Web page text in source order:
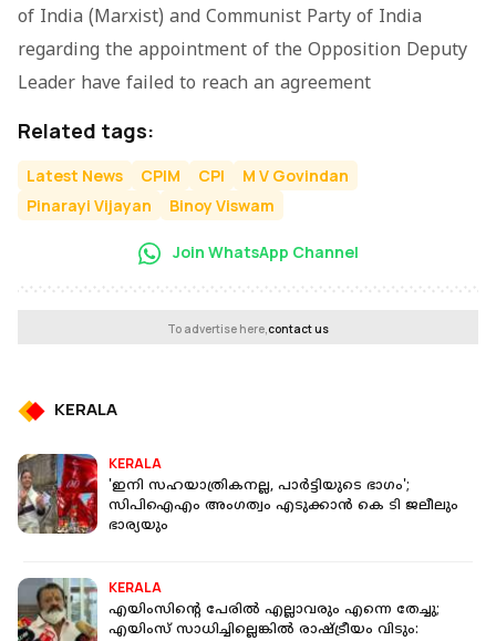
of India (Marxist) and Communist Party of India
regarding the appointment of the Opposition Deputy
Leader have failed to reach an agreement
Related tags:
Latest News CPIM CPI
M V Govindan
Pinarayi Vijayan
Binoy Viswam
Join WhatsApp Channel
To advertise here,contact us
KERALA
KERALA
'ഇനി സഹയാത്രികനല്ല, പാര്‍ട്ടിയുടെ ഭാഗം';
സിപിഐഎം അംഗത്വം എടുക്കാന്‍ കെ ടി ജലീലും
ഭാര്യയും
KERALA
എയിംസിന്റെ പേരില്‍ എല്ലാവരും എന്നെ തേച്ചു;
എയിംസ് സാധിച്ചില്ലെങ്കില്‍ രാഷ്ട്രീയം വിടും: